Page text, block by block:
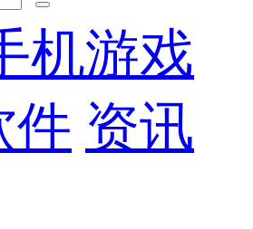
机游戏
件 资讯